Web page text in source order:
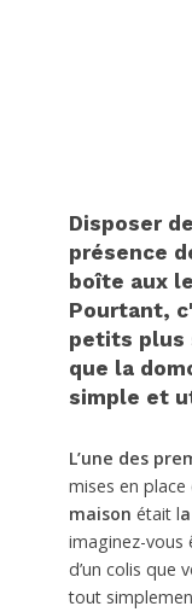
Disposer
présence
boîte aux
Pourtant,
petits plus
que la
simple et
L’une des
mises en
maison était l
imaginez-vous
d’un colis que
tout